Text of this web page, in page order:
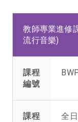
教師專業進修
流行音樂)
課程
編號
課程
全